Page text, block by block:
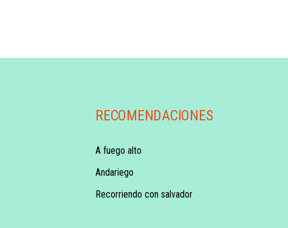
RECOMENDACIONES
A fuego alto
Andariego
Recorriendo con salvador